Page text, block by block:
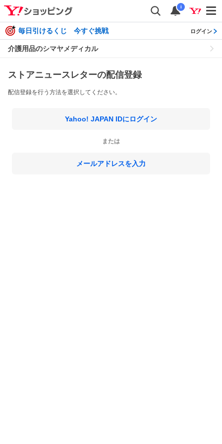
i
毎日引けるくじ 今すぐ挑戦 ログイン
介護用品のシマヤメディカル
ストアニュースレターの配信登録
配信登録を行う方法を選択してください。
Yahoo! JAPAN IDにログイン
または
メールアドレスを入力